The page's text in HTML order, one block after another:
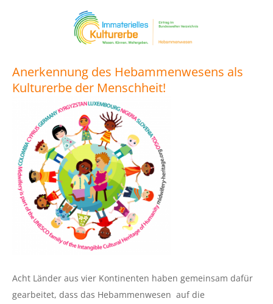
Anerkennung des Hebammenwesens als
Kulturerbe der Menschheit!
Acht Länder aus vier Kontinenten haben gemeinsam dafür
gearbeitet, dass das Hebammenwesen auf die